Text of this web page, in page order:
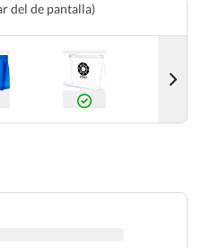
del de pantalla)